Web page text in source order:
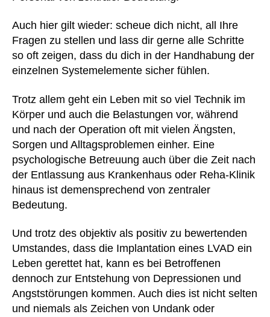
Auch hier gilt wieder: scheue dich nicht, all Ihre
Fragen zu stellen und lass dir gerne alle Schritte
so oft zeigen, dass du dich in der Handhabung der
einzelnen Systemelemente sicher fühlen.
Trotz allem geht ein Leben mit so viel Technik im
Körper und auch die Belastungen vor, während
und nach der Operation oft mit vielen Ängsten,
Sorgen und Alltagsproblemen einher. Eine
psychologische Betreuung auch über die Zeit nach
der Entlassung aus Krankenhaus oder Reha-Klinik
hinaus ist demensprechend von zentraler
Bedeutung.
Und trotz des objektiv als positiv zu bewertenden
Umstandes, dass die Implantation eines LVAD ein
Leben gerettet hat, kann es bei Betroffenen
dennoch zur Entstehung von Depressionen und
Angststörungen kommen. Auch dies ist nicht selten
und niemals als Zeichen von Undank oder